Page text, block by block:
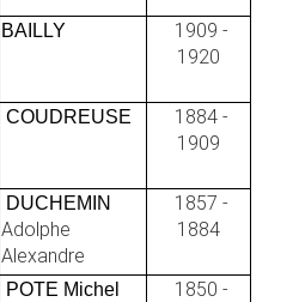
BAILLY
1909 -
1920
COUDREUSE
1884 -
1909
DUCHEMIN
Adolphe
Alexandre
1857 -
1884
POTE Michel
1850 -